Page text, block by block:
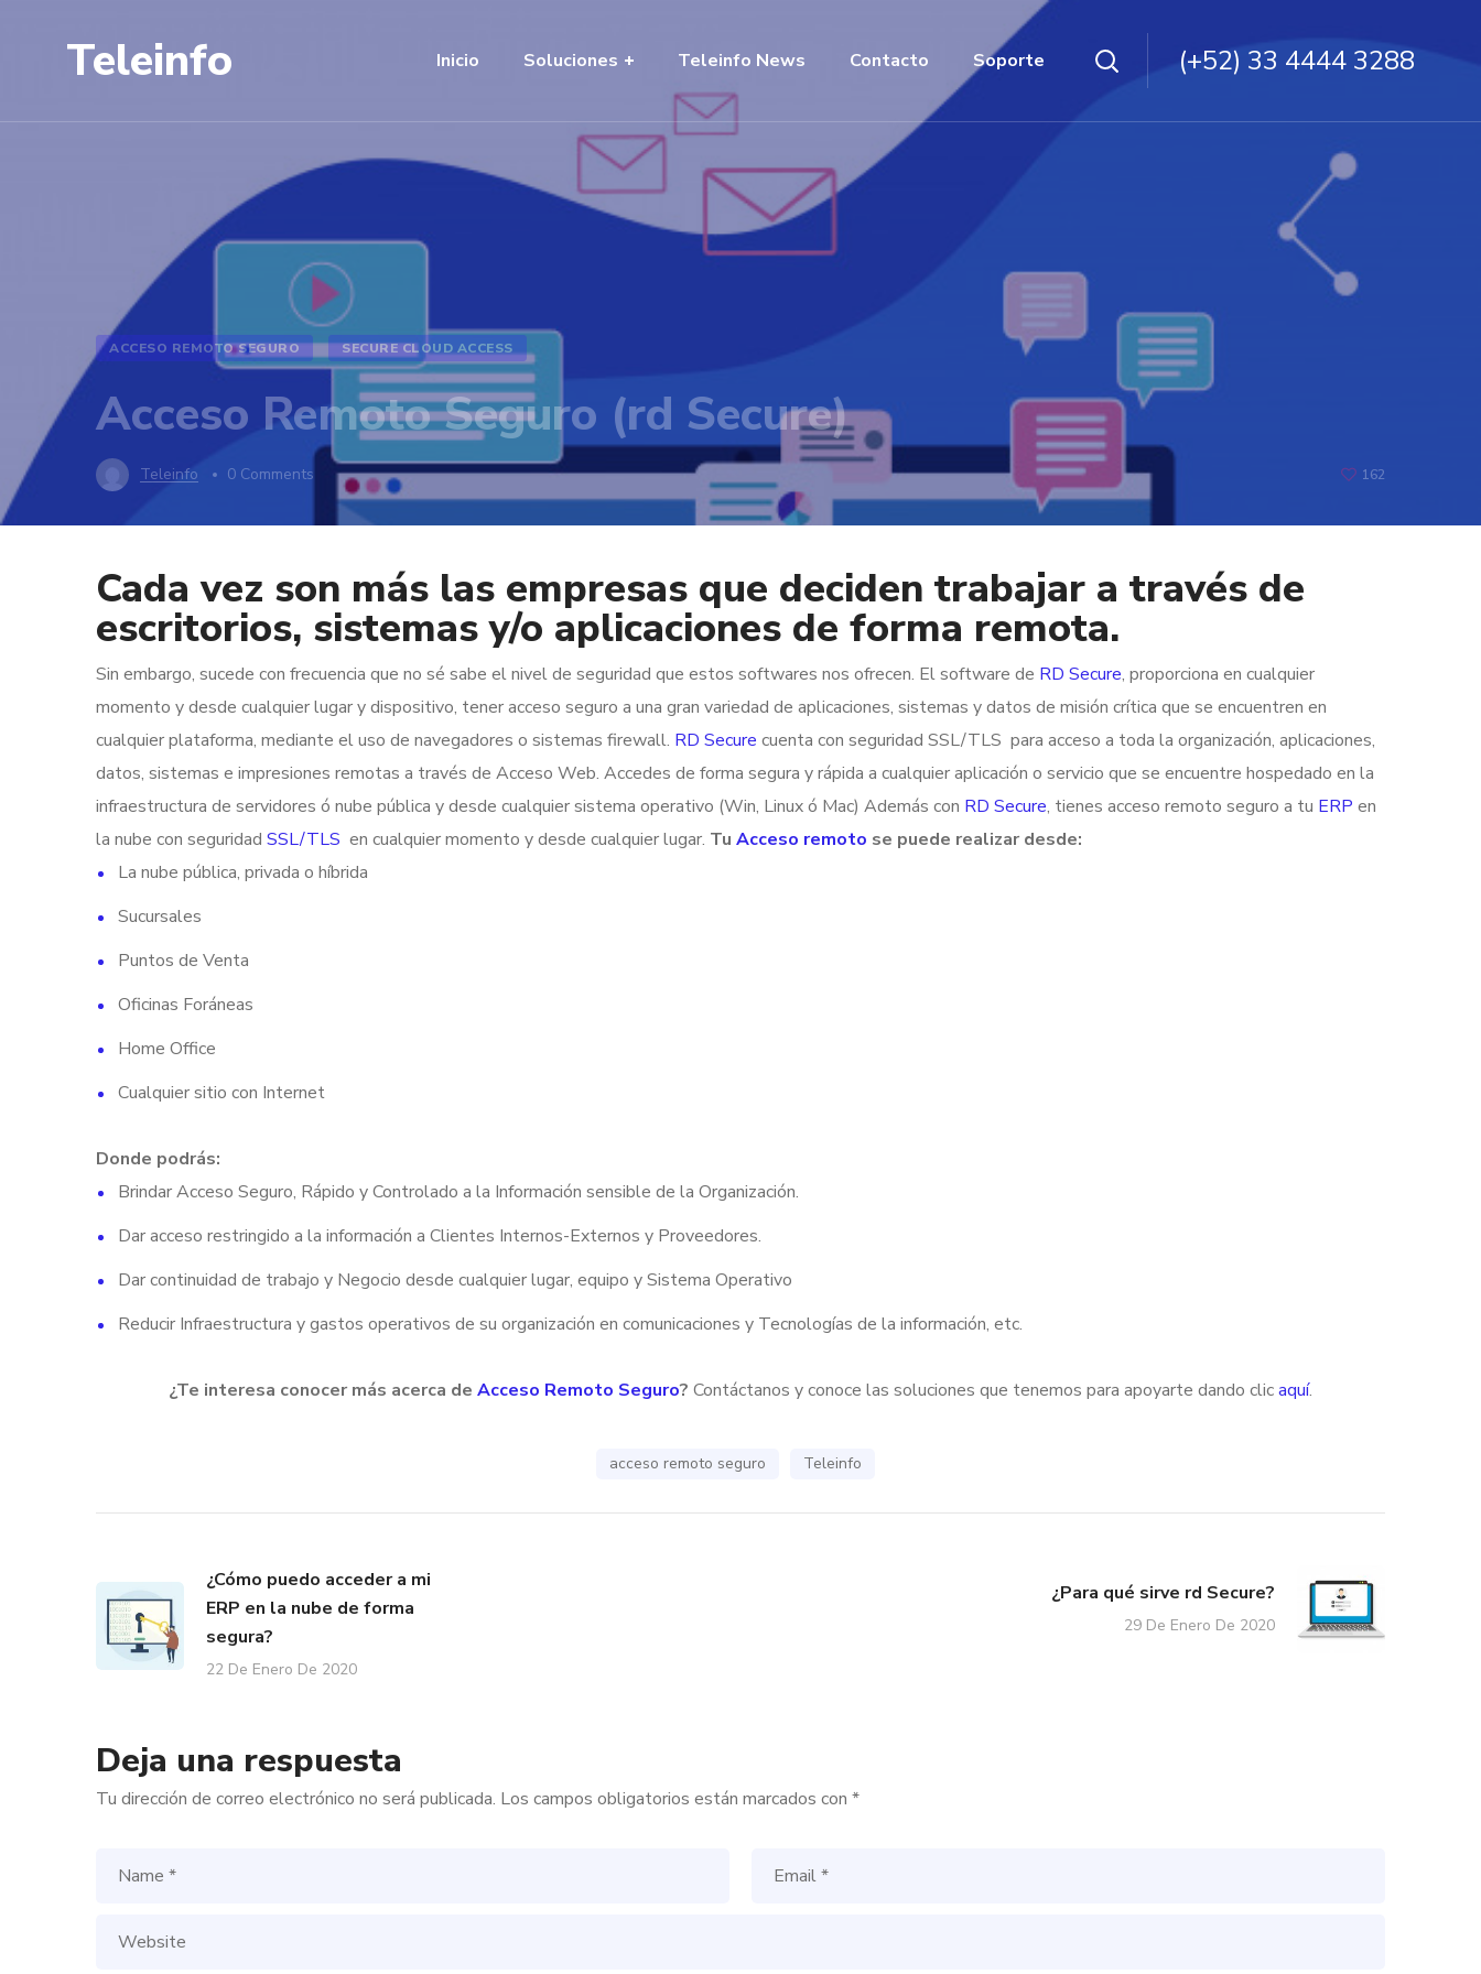
Teleinfo Inicio Soluciones Teleinfo News Contacto Soporte (+52) 33 4444 3288
ACCESO REMOTO SEGURO SECURE CLOUD ACCESS
Acceso Remoto Seguro (rd Secure)
Teleinfo 0 Comments 162
Cada vez son más las empresas que deciden trabajar a través de
escritorios, sistemas y/o aplicaciones de forma remota.
Sin embargo, sucede con frecuencia que no sé sabe el nivel de seguridad que estos softwares nos ofrecen. El software de RD Secure, proporciona en cualquier
momento y desde cualquier lugar y dispositivo, tener acceso seguro a una gran variedad de aplicaciones, sistemas y datos de misión crítica que se encuentren en
cualquier plataforma, mediante el uso de navegadores o sistemas firewall. RD Secure cuenta con seguridad SSL/TLS para acceso a toda la organización, aplicaciones,
datos, sistemas e impresiones remotas a través de Acceso Web. Accedes de forma segura y rápida a cualquier aplicación o servicio que se encuentre hospedado en la
infraestructura de servidores ó nube pública y desde cualquier sistema operativo (Win, Linux ó Mac) Además con RD Secure, tienes acceso remoto seguro a tu ERP en
la nube con seguridad SSL/TLS en cualquier momento y desde cualquier lugar. Tu Acceso remoto se puede realizar desde:
La nube pública, privada o híbrida
Sucursales
Puntos de Venta
Oficinas Foráneas
Home Office
Cualquier sitio con Internet
Donde podrás:
Brindar Acceso Seguro, Rápido y Controlado a la Información sensible de la Organización.
Dar acceso restringido a la información a Clientes Internos-Externos y Proveedores.
Dar continuidad de trabajo y Negocio desde cualquier lugar, equipo y Sistema Operativo
Reducir Infraestructura y gastos operativos de su organización en comunicaciones y Tecnologías de la información, etc.
¿Te interesa conocer más acerca de Acceso Remoto Seguro? Contáctanos y conoce las soluciones que tenemos para apoyarte dando clicaquí.
acceso remoto seguro Teleinfo
¿Cómo puedo acceder a mi
ERP en la nube de forma
segura?
22 De Enero De 2020
¿Para qué sirve rd Secure?
29 De Enero De 2020
Deja una respuesta
Tu dirección de correo electrónico no será publicada. Los campos obligatorios están marcados con *